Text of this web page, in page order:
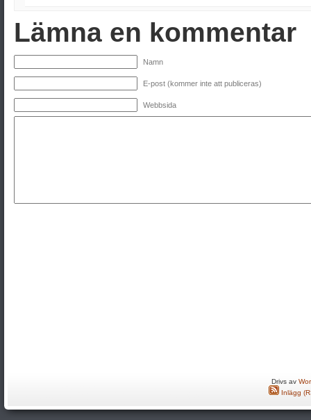
Lämna en kommentar
Namn
E-post (kommer inte att publiceras)
Webbsida
Drivs av
Inlägg